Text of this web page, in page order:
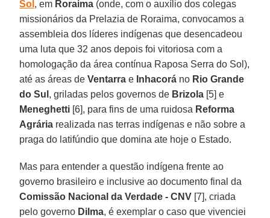
Sol , em Roraima (onde, com o auxílio dos colegas
missionários da Prelazia de Roraima, convocamos a
assembleia dos líderes indígenas que desencadeou
uma luta que 32 anos depois foi vitoriosa com a
homologação da área contínua Raposa Serra do Sol),
até as áreas deVentarra e Inhacorá no Rio Grande
do Sul , griladas pelos governos de Brizola [5] e
Meneghetti [6], para fins de uma ruidosa Reforma
Agrária realizada nas terras indígenas e não sobre a
praga do latifúndio que domina ate hoje o Estado.
Mas para entender a questão indígena frente ao
governo brasileiro e inclusive ao documento final da
Comissão Nacional da Verdade - CNV [7], criada
pelo governo Dilma, é exemplar o caso que vivenciei